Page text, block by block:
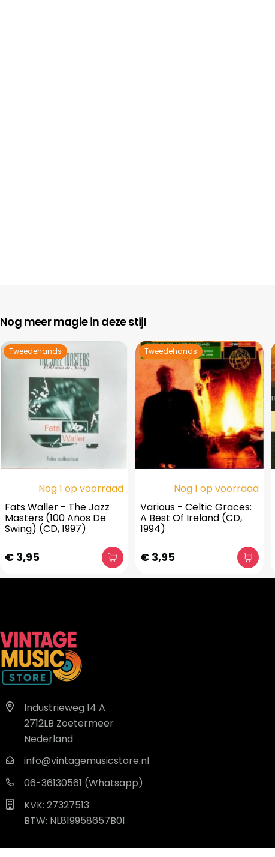
Nog meer magie in deze stijl
Tweedehands
Nog 1 op voorraad
Fats Waller - The Jazz
Masters (100 Años De
Swing) (CD, 1997)
€ 3,95
Tweedehands
Nog 1 op voorraad
Various - Celtic Graces:
A Best Of Ireland (CD,
1994)
€ 3,95
Industrieweg 14 A
2712LB Zoetermeer
Nederland
info@vintagemusicstore.nl
06-36130561 (Whatsapp)
KVK: 27327513
BTW: NL819958657B01